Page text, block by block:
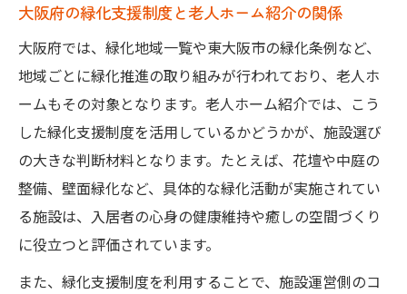
大阪府の緑化支援制度と老人ホーム紹介の関係
大阪府では、緑化地域一覧や東大阪市の緑化条例など、
地域ごとに緑化推進の取り組みが行われており、老人ホ
ームもその対象となります。老人ホーム紹介では、こう
した緑化支援制度を活用しているかどうかが、施設選び
の大きな判断材料となります。たとえば、花壇や中庭の
整備、壁面緑化など、具体的な緑化活動が実施されてい
る施設は、入居者の心身の健康維持や癒しの空間づくり
に役立つと評価されています。
また、緑化支援制度を利用することで、施設運営側のコ